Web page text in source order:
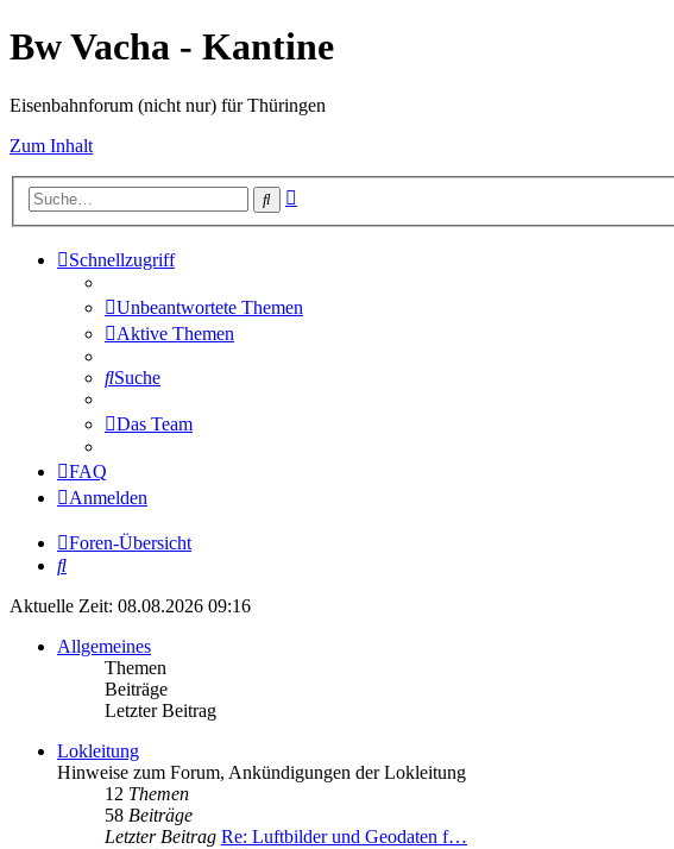
Bw Vacha - Kantine
Eisenbahnforum (nicht nur) für Thüringen
Zum Inhalt
Suche
Schnellzugriff
Unbeantwortete Themen
Aktive Themen
Suche
Das Team
FAQ
Anmelden
Foren-Übersicht
Suche
Aktuelle Zeit: 08.08.2026 09:16
Allgemeines
Themen
Beiträge
Letzter Beitrag
Lokleitung
Hinweise zum Forum, Ankündigungen der Lokleitung
12 Themen
58 Beiträge
Letzter Beitrag Re: Luftbilder und Geodaten f…